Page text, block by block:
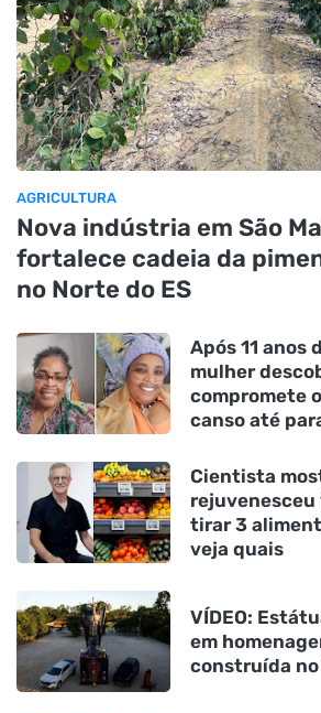
AGRICULTURA
Nova indústria em São
fortalece cadeia da
no Norte do ES
Após 11 anos
mulher
compromete
canso até
Cientista
rejuvenesceu
tirar 3
veja quais
VÍDEO:
em
construída no